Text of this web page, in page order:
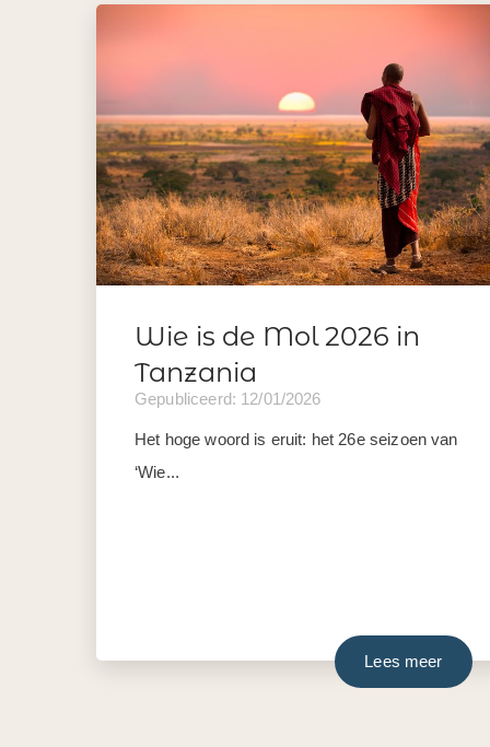
Wie is de Mol 2026 in
Tanzania
Gepubliceerd: 12/01/2026
Het hoge woord is eruit: het 26e seizoen van
‘Wie...
Lees meer